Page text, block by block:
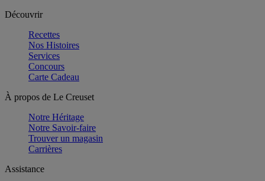
Découvrir
Recettes
Nos Histoires
Services
Concours
Carte Cadeau
À propos de Le Creuset
Notre Héritage
Notre Savoir-faire
Trouver un magasin
Carrières
Assistance